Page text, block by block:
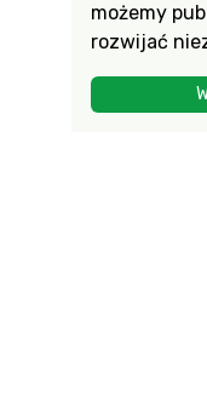
możemy
rozwijać